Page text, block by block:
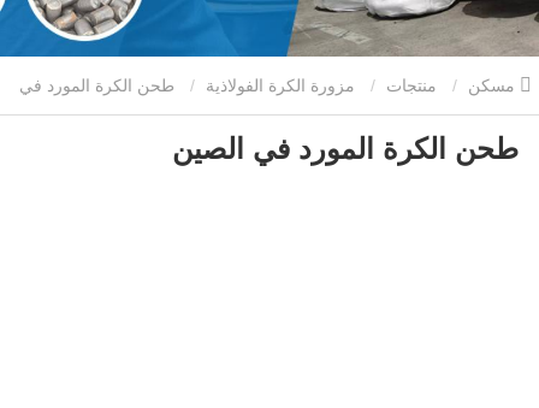
منتجات مزورة الكرة الفولاذية طحن الكرة المورد في
الصين
طحن الكرة المورد في الصين